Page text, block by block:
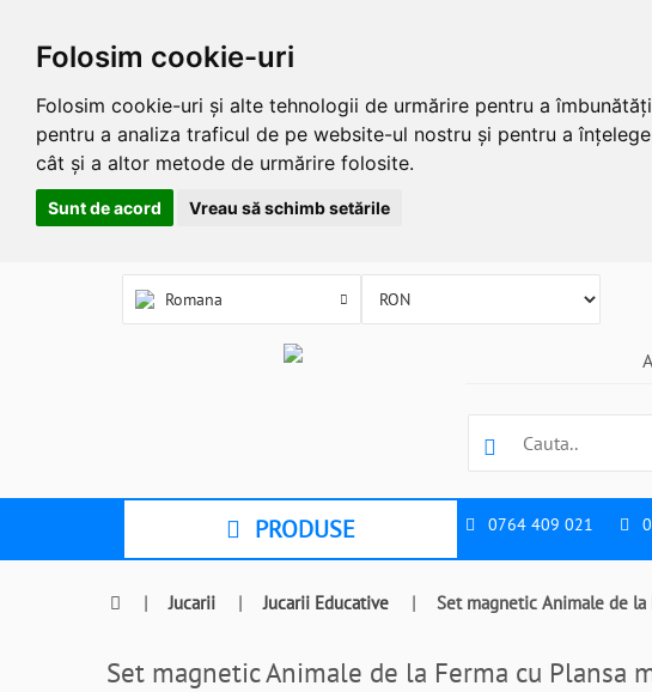
Folosim cookie-uri
Folosim cookie-uri și alte tehnologii de urmărire pentru a
pentru a analiza traficul de pe website-ul nostru și pentru a
cât și a altor metode de urmărire folosite.
Sunt de acord Vreau să schimb setările
Romana
PRODUSE 0764 409 021
| Jucarii | Jucarii Educative | Set magnetic Animale de la
Set magnetic Animale de la Ferma cu Plansa